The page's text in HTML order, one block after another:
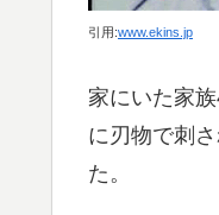
引用:www.ekins.jp
家にいた家
に刃物で刺
た。